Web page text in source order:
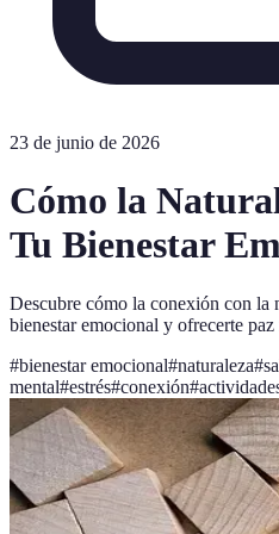
23 de junio de 2026
Cómo la
Tu Bienestar
Descubre cómo la conexión con la
bienestar emocional y ofrecerte paz
#bienestar emocional#naturaleza#
mental#estrés#conexión#